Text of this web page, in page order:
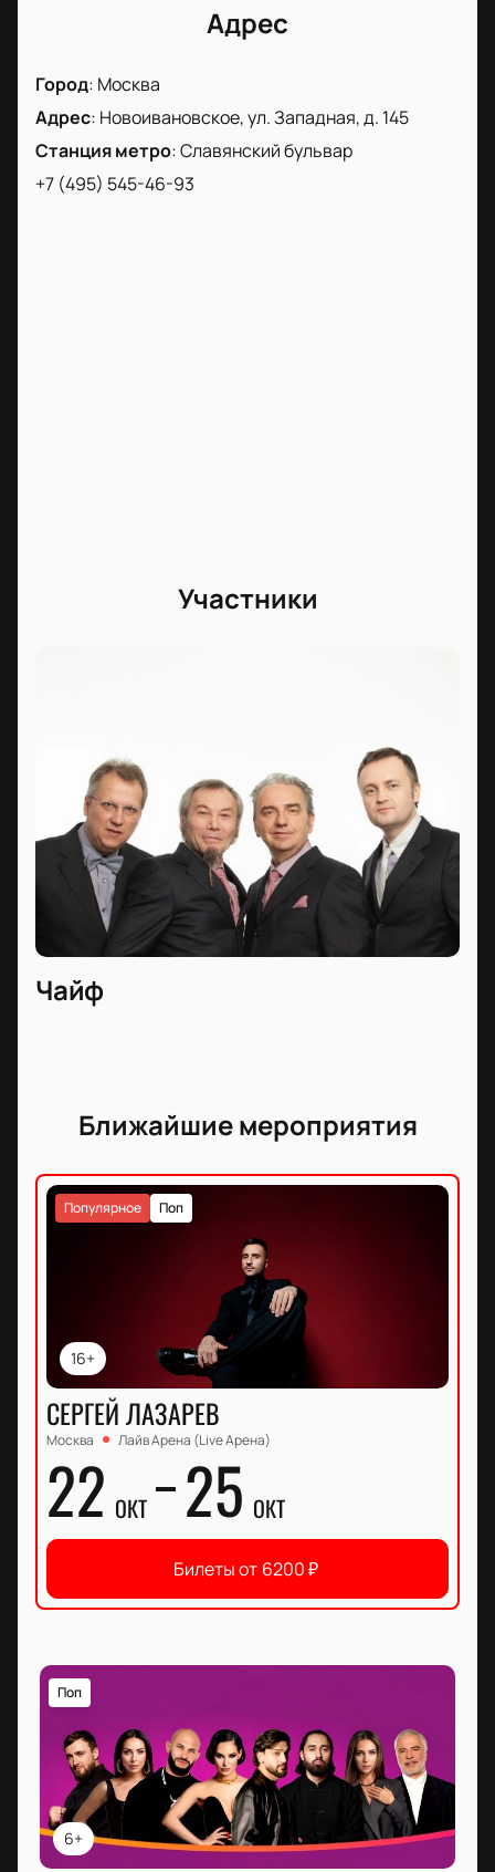
Адрес
Город: Москва
Адрес: Новоивановское, ул. Западная, д. 145
Станция метро:Славянский бульвар
+7 (495) 545-46-93
Участники
Чайф
Ближайшие мероприятия
16+
Поп
Популярное
СЕРГЕЙ ЛАЗАРЕВ
Москва Лайв Арена (Live Арена)
22 ОКТ 25 ОКТ
Билеты от 6200₽
6+
Поп